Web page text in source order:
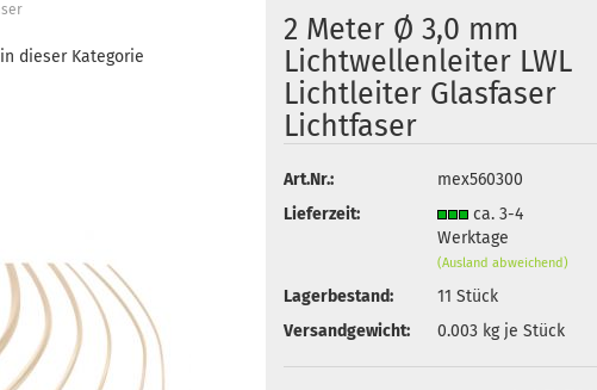
dieser Kategorie
2 Meter Ø 3,0 mm
Lichtwellenleiter LWL
Lichtleiter Glasfaser
Lichtfaser
Art.Nr.:
mex560300
Lieferzeit:
ca. 3-4
Werktage
(Ausland abweichend)
Lagerbestand: 11 Stück
Versandgewicht:
0.003kg je Stück